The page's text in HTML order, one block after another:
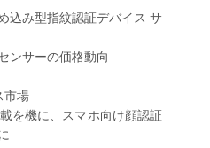
込み型指紋認証デバイス サ
ンサーの価格動向
市場
を機に、スマホ向け顔認証